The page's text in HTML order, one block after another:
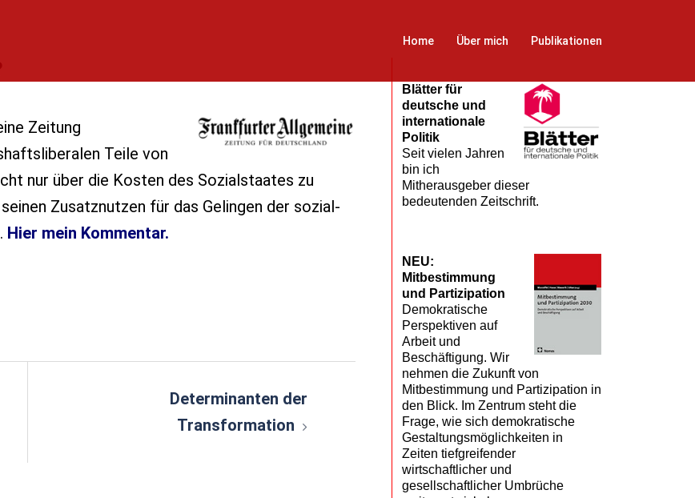
Home Über mich Publikationen
Zeitung
Teile von
nur über die Kosten des Sozialstaates zu
Zusatznutzen für das Gelingen der sozial-
Hier mein Kommentar.
Determinanten der
Transformation
Blätter für
deutsche und
internationale
Politik
Seit vielen Jahren
bin ich
Mitherausgeber dieser
bedeutenden Zeitschrift.
NEU:
Mitbestimmung
und Partizipation
Demokratische
Perspektiven auf
Arbeit und
Beschäftigung. Wir
nehmen die Zukunft von
Mitbestimmung und Partizipation in
den Blick. Im Zentrum steht die
Frage, wie sich demokratische
Gestaltungsmöglichkeiten in
Zeiten tiefgreifender
wirtschaftlicher und
gesellschaftlicher Umbrüche